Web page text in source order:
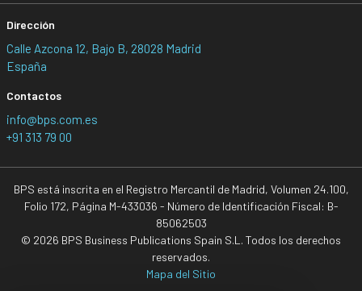
Dirección
Calle Azcona 12, Bajo B, 28028 Madrid
España
Contactos
info@bps.com.es
+91 313 79 00
BPS está inscrita en el Registro Mercantil de Madrid, Volumen 24.100,
Folio 172, Página M-433036 - Número de Identificación Fiscal: B-
85062503
© 2026 BPS Business Publications Spain S.L. Todos los derechos
reservados.
Mapa del Sitio